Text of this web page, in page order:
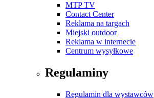
MTP TV
Contact Center
Reklama na targach
Miejski outdoor
Reklama w internecie
Centrum wysyłkowe
Regulaminy
Regulamin dla wystawców